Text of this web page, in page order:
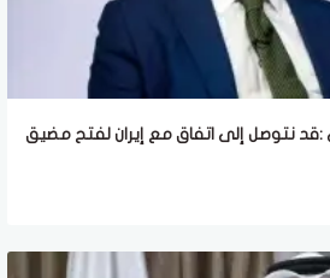
:قد نتوصل إلى اتفاق مع إيران لفتح مضيق